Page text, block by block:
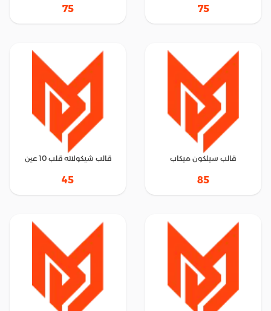
75
75
قالب سيلكون ميكاب
85
قالب شيكولاته قلب 10 عين
45